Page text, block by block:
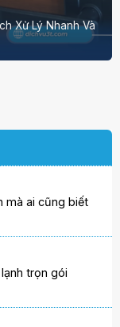
Xử Lý Nhanh Và
mà ai cũng biết
trọn gói